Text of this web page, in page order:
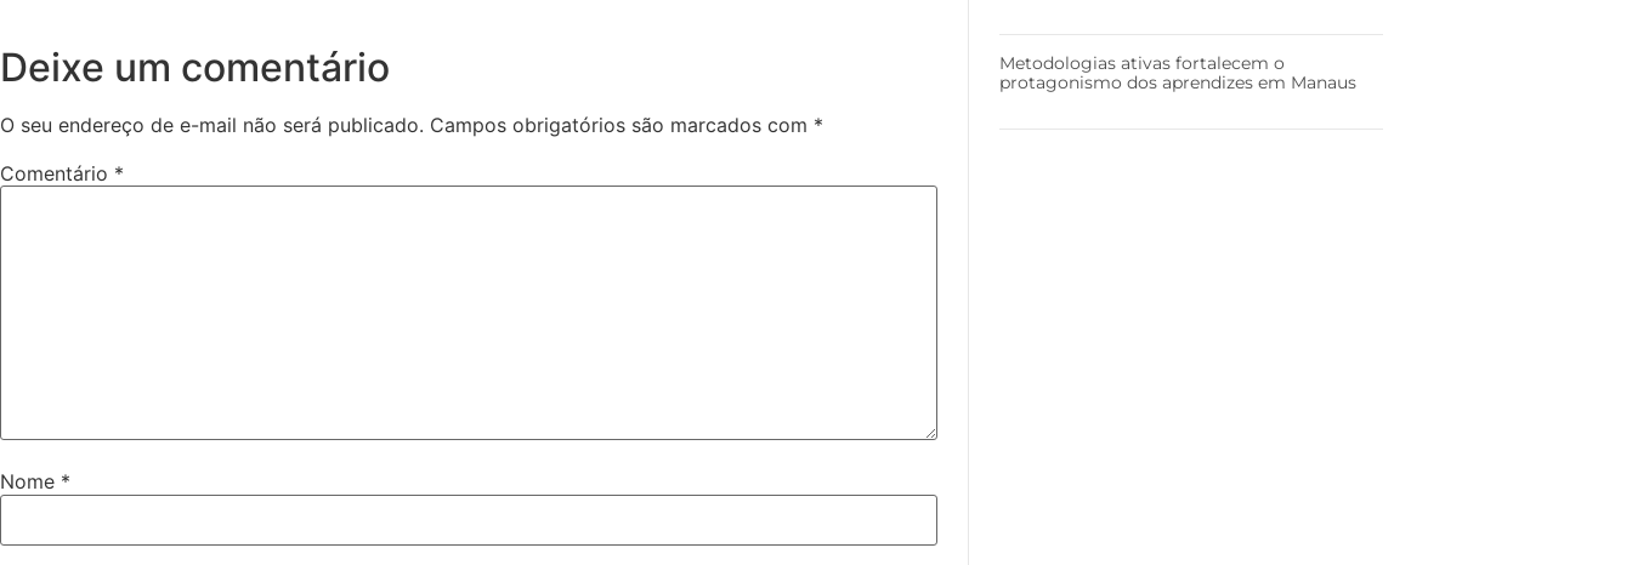
Deixe um comentário
O seu endereço de e-mail não será publicado. Campos obrigatórios são marcados com *
Comentário *
Nome *
Metodologias ativas fortalecem o
protagonismo dos aprendizes em Manaus